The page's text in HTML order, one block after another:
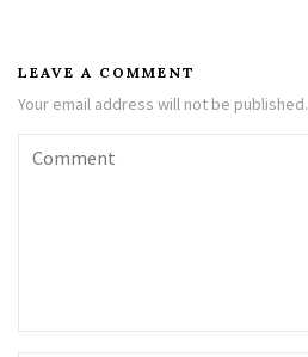
LEAVE A COMMENT
Your email address will not be published.